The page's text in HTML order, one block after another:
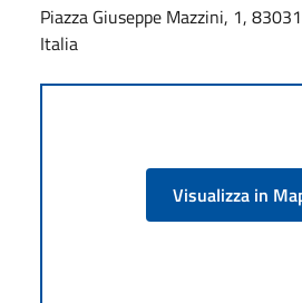
Piazza Giuseppe Mazzini, 1,
Italia
Visualizza in